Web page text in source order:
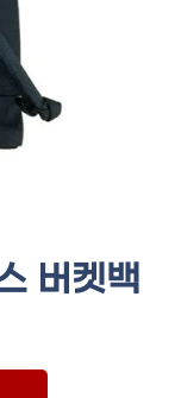
버켓백